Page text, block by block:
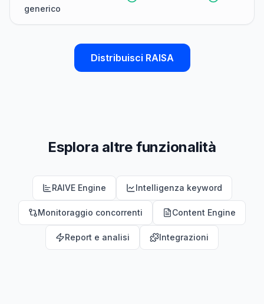
generico
Distribuisci RAISA
Esplora altre funzionalità
RAIVE Engine Intelligenza keyword
Monitoraggio concorrenti Content Engine
Report e analisi Integrazioni